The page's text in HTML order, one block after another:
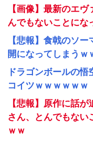
【画像】最新のエ
んでもないことにな
【悲報】食戟のソ
開になってしまうｗ
ドラゴンボールの
コイツｗｗｗｗｗｗ
【悲報】原作に話
さん、とんでもない
ｗｗ